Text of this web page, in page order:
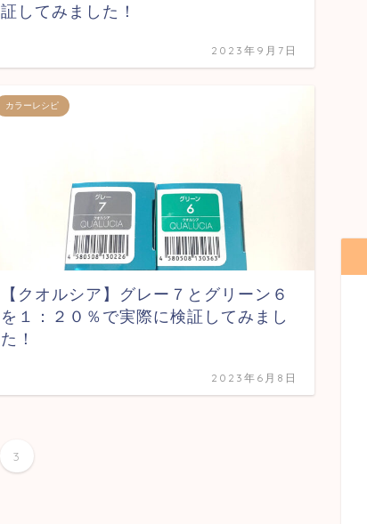
証してみました！
2023年9月7日
カラーレシピ
【クオルシア】グレー７とグリーン６
を１：２０％で実際に検証してみまし
た！
2023年6月8日
3